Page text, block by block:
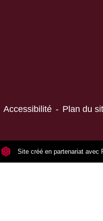
Accessibilité - Plan du
Site créé en partenariat avec